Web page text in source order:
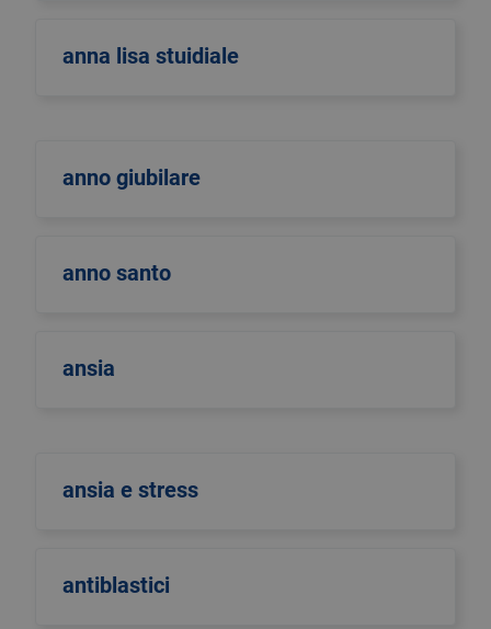
anna lisa stuidiale
anno giubilare
anno santo
ansia
ansia e stress
antiblastici